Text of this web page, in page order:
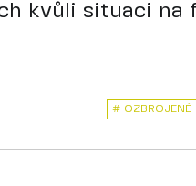
kvůli situaci na
# OZBROJENÉ